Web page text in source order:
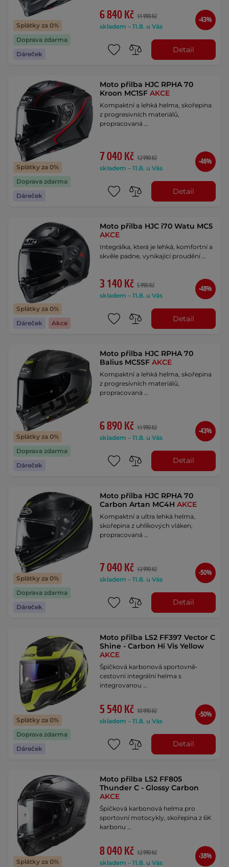
Splátky za 0%
Doprava zdarma
Dáreček
6 840 Kč 11 990 Kč
skladem – 11.8. u Vás
-43%
Detail
Splátky za 0%
Doprava zdarma
Dáreček
Moto přilba HJC RPHA 70
Kroon MC1SFAKCE
Kompaktní a lehká helma, skořepina
z progresivních materiálů,
propracovaná …
7 040 Kč 12 990 Kč
skladem – 11.8. u Vás
-46%
Detail
Splátky za 0%
Dáreček
Akce
Moto přilba HJC i70 Watu MC5
AKCE
Integrálka, která je lehká, komfortní a
skvěle padne, vynikající proudění …
3 140 Kč 5 990 Kč
skladem – 11.8. u Vás
-48%
Detail
Splátky za 0%
Doprava zdarma
Dáreček
Moto přilba HJC RPHA 70
Balius MC5SFAKCE
Kompaktní a lehká helma, skořepina
z progresivních materiálů,
propracovaná …
6 890 Kč 11 990 Kč
skladem – 11.8. u Vás
-43%
Detail
Splátky za 0%
Doprava zdarma
Dáreček
Moto přilba HJC RPHA 70
Carbon Artan MC4HAKCE
Kompaktní a ultra lehká helma,
skořepina z uhlíkových vláken,
propracovaná …
7 040 Kč 13 990 Kč
skladem – 11.8. u Vás
-50%
Detail
Splátky za 0%
Doprava zdarma
Dáreček
Moto přilba LS2 FF397 Vector C
Shine - Carbon Hi Vis Yellow
AKCE
Špičková karbonová sportovně-
cestovní integrální helma s
integrovanou …
5 540 Kč 10 990 Kč
skladem – 11.8. u Vás
-50%
Detail
Splátky za 0%
Moto přilba LS2 FF805
Thunder C - Glossy Carbon
AKCE
Špičková karbonová helma pro
sportovní motocykly, skořepina z 6K
karbonu …
8 040 Kč 12 990 Kč
skladem – 11.8. u Vás
-38%